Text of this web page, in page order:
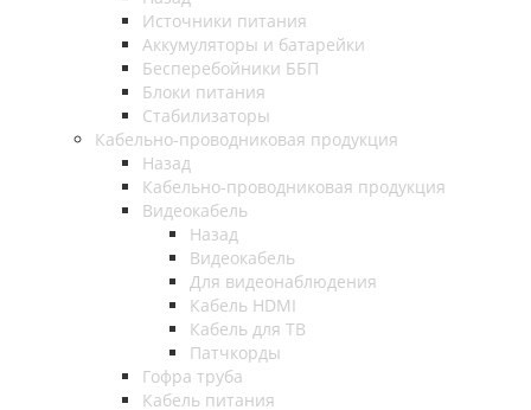
Источники питания
Аккумуляторы и батарейки
Бесперебойники ББП
Блоки питания
Стабилизаторы
Кабельно-проводниковая продукция
Назад
Кабельно-проводниковая продукция
Видеокабель
Назад
Видеокабель
Для видеонаблюдения
Кабель HDMI
Кабель для ТВ
Патчкорды
Гофра труба
Кабель питания